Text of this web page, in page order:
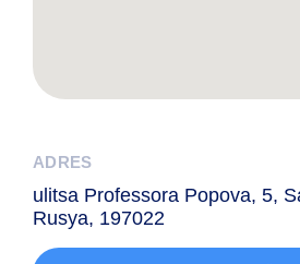
ADRES
ulitsa Professora Popova, 5,
Rusya, 197022